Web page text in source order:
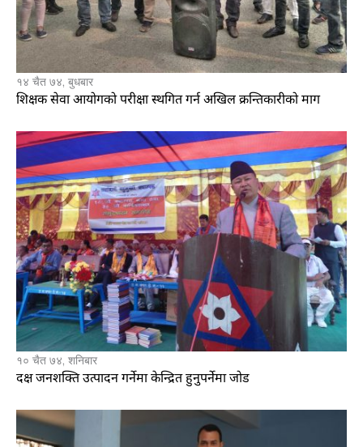
१४ चैत ७४, बुधबार
शिक्षक सेवा आयोगको परीक्षा स्थगित गर्न अखिल क्रन्तिकारीको माग
१० चैत ७४, शनिबार
दक्ष जनशक्ति उत्पादन गर्नेमा केन्द्रित हुनुपर्नेमा जोड